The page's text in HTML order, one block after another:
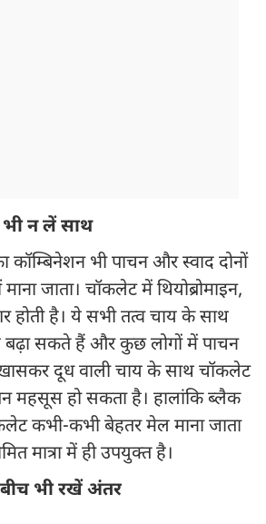
न लें साथ
भी पाचन और स्वाद दोनों
जाता। चॉकलेट में थियोब्रोमाइन,
है। ये सभी तत्व चाय के साथ
बढ़ा सकते हैं और कुछ लोगों में पाचन
दूध वाली चाय के साथ चॉकलेट
महसूस हो सकता है। हालांकि ब्लैक
कभी-कभी बेहतर मेल माना जाता
मात्रा में ही उपयुक्त है।
भी रखें अंतर